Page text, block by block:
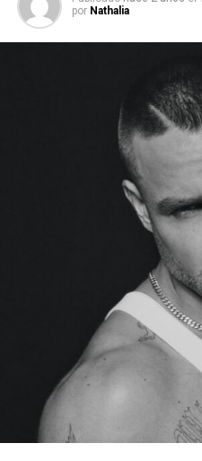
por Nathalia